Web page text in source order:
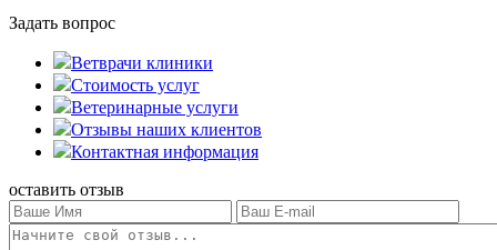
Задать вопрос
Ветврачи клиники
Стоимость услуг
Ветеринарные услуги
Отзывы наших клиентов
Контактная информация
оставить отзыв